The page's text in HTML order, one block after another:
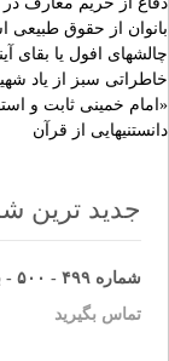
بانوان از حقوق طبيعى
چالش‏هاى افول يا بقاى
خاطراتى سبز از ياد
«امام خمينى ثابت و
دانستنيهايى از قرآن
جدید ترین
شماره ۴۹۹ - ۵۰۰ - بهمن و اسفند ماه ۱۴۰۴
تماس بگیرید